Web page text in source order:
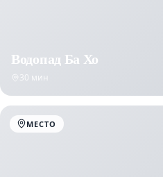
Водопад Ба Хо
30 мин
МЕСТО